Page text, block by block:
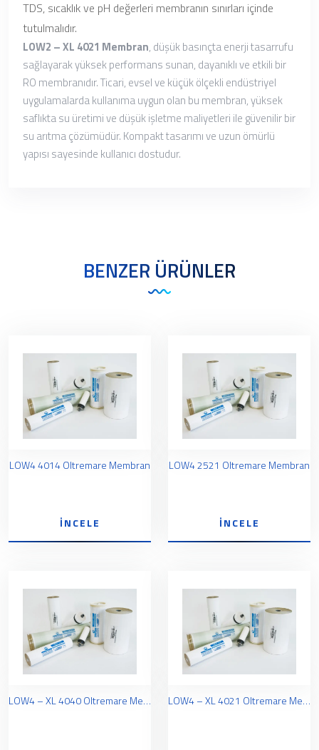
TDS, sıcaklık ve pH değerleri membranın sınırları içinde
tutulmalıdır.
LOW2 – XL 4021 Membran, düşük basınçta enerji tasarrufu
sağlayarak yüksek performans sunan, dayanıklı ve etkili bir
RO membranıdır. Ticari, evsel ve küçük ölçekli endüstriyel
uygulamalarda kullanıma uygun olan bu membran, yüksek
saflıkta su üretimi ve düşük işletme maliyetleri ile güvenilir bir
su arıtma çözümüdür. Kompakt tasarımı ve uzun ömürlü
yapısı sayesinde kullanıcı dostudur.
BENZER ÜRÜNLER
LOW4 4014 Oltremare Membran
İNCELE
LOW4 2521 Oltremare Membran
İNCELE
LOW4 – XL 4040 Oltremare Membran LOW4 – XL 4021 Oltremare Membran